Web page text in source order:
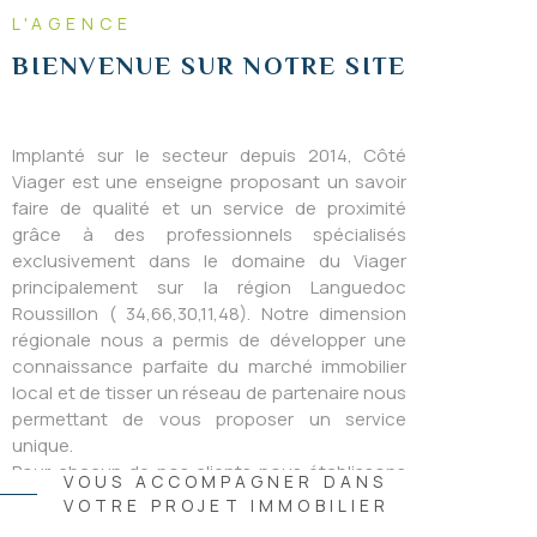
DEMANDE
L'AGENCE
BIENVENUE SURNOTRE SITE
Implanté sur le secteur depuis 2014, Côté
Viager est une enseigne proposant un savoir
faire de qualité et un service de proximité
grâce à des professionnels spécialisés
exclusivement dans le domaine du Viager
principalement sur la région Languedoc
Roussillon ( 34,66,30,11,48). Notre dimension
régionale nous a permis de développer une
connaissance parfaite du marché immobilier
local et de tisser un réseau de partenaire nous
permettant de vous proposer un service
unique.
Pour chacun de nos clients nous établissons
un bilan patrimonial gratuit et personnalisé
VOUS ACCOMPAGNER DANS
VOTRE PROJET IMMOBILIER